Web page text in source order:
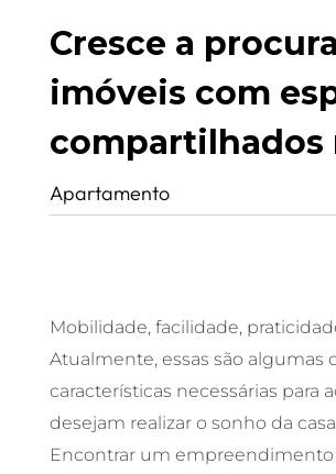
Cresce a
imóveis com
compartilhados
Apartamento
Mobilidade, facilidade,
Atualmente, essas são algumas
características necessárias para
desejam realizar o sonho da
Encontrar um empreendimento